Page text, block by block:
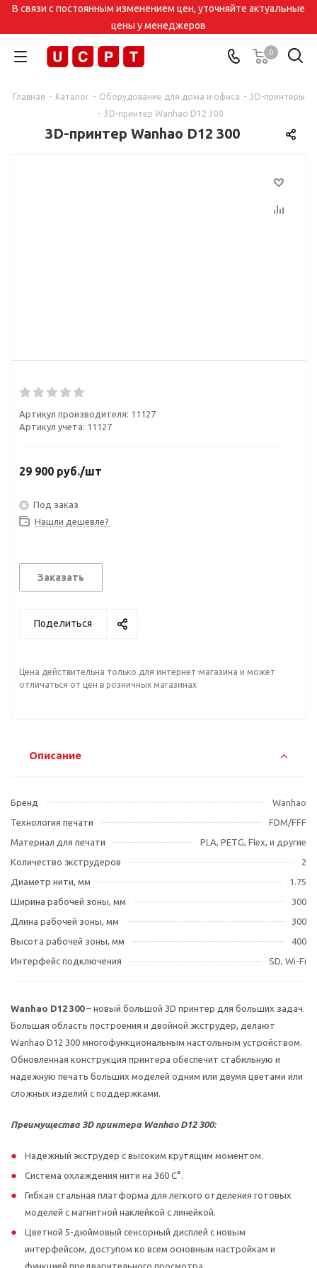
В связи с постоянным изменением цен, уточняйте актуальные
цены у менеджеров
0
Главная - Каталог - Оборудование для дома и офиса - 3D-принтеры
- 3D-принтер Wanhao D12 300
3D-принтер Wanhao D12 300
Артикул производителя: 11127
Артикул учета: 11127
29 900 руб./шт
Под заказ
Нашли дешевле?
Заказать
Поделиться
Цена действительна только для интернет-магазина и может
отличаться от цен в розничных магазинах
Описание
Бренд
Wanhao
Технология печати
FDM/FFF
Материал для печати
PLA, PETG, Flex, и другие
Количество экструдеров
2
Диаметр нити, мм
1.75
Ширина рабочей зоны, мм
300
Длина рабочей зоны, мм
300
Высота рабочей зоны, мм
400
Интерфейс подключения
SD, Wi-Fi
Wanhao D12 300– новый большой 3D принтер для больших задач.
Большая область построения и двойной экструдер, делают
Wanhao D12 300 многофункциональным настольным устройством.
Обновленная конструкция принтера обеспечит стабильную и
надежную печать больших моделей одним или двумя цветами или
сложных изделий с поддержками.
Преимущества 3D принтера Wanhao D12 300:
Надежный экструдер с высоким крутящим моментом.
Система охлаждения нити на 360 С°.
Гибкая стальная платформа для легкого отделения готовых
моделей с магнитной наклейкой с линейкой.
Цветной 5-дюймовый сенсорный дисплей с новым
интерфейсом, доступом ко всем основным настройкам и
функцией предварительного просмотра.